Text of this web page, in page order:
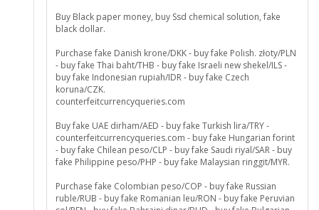
Buy Black paper money, buy Ssd chemical solution, fake
black dollar.
Purchase fake Danish krone/DKK - buy fake Polish. złoty/PLN
- buy fake Thai baht/THB - buy fake Israeli new shekel/ILS -
buy fake Indonesian rupiah/IDR - buy fake Czech
koruna/CZK.
counterfeitcurrencyqueries.com
Buy fake UAE dirham/AED - buy fake Turkish lira/TRY -
counterfeitcurrencyqueries.com - buy fake Hungarian forint
- buy fake Chilean peso/CLP - buy fake Saudi riyal/SAR - buy
fake Philippine peso/PHP - buy fake Malaysian ringgit/MYR.
Purchase fake Colombian peso/COP - buy fake Russian
ruble/RUB - buy fake Romanian leu/RON - buy fake Peruvian